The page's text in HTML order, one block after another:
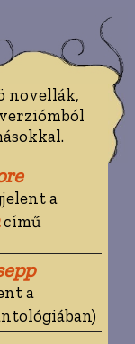
novellák,
a
című
a